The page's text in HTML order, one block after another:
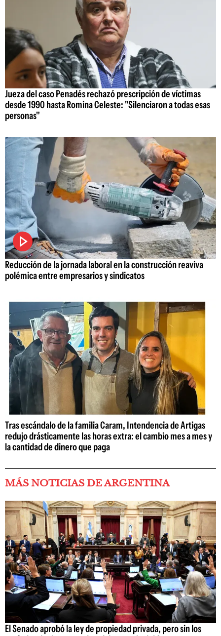
Jueza del caso Penadés rechazó prescripción de víctimas
desde 1990 hasta Romina Celeste: "Silenciaron a todas esas
personas"
Reducción de la jornada laboral en la construcción reaviva
polémica entre empresarios y sindicatos
Tras escándalo de la familia Caram, Intendencia de Artigas
redujo drásticamente las horas extra: el cambio mes a mes y
la cantidad de dinero que paga
MÁS NOTICIAS DE ARGENTINA
El Senado aprobó la ley de propiedad privada, pero sin los